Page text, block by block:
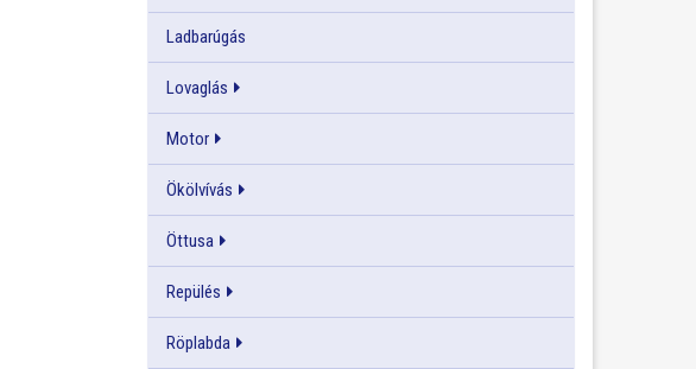
Ladbarúgás
Lovaglás
Motor
Ökölvívás
Öttusa
Repülés
Röplabda